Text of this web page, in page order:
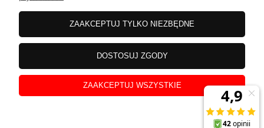
INFORMACJE
INSTRUKCJE
O NAS
ZAAKCEPTUJ TYLKO NIEZBĘDNE
DOSTOSUJ ZGODY
ZAAKCEPTUJ WSZYSTKIE